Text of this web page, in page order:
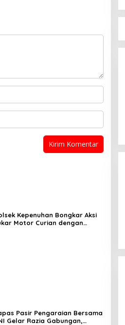
Kepenuhan Bongkar Aksi
Motor Curian dengan
Pasir Pengaraian Bersama
Gelar Razia Gabungan,